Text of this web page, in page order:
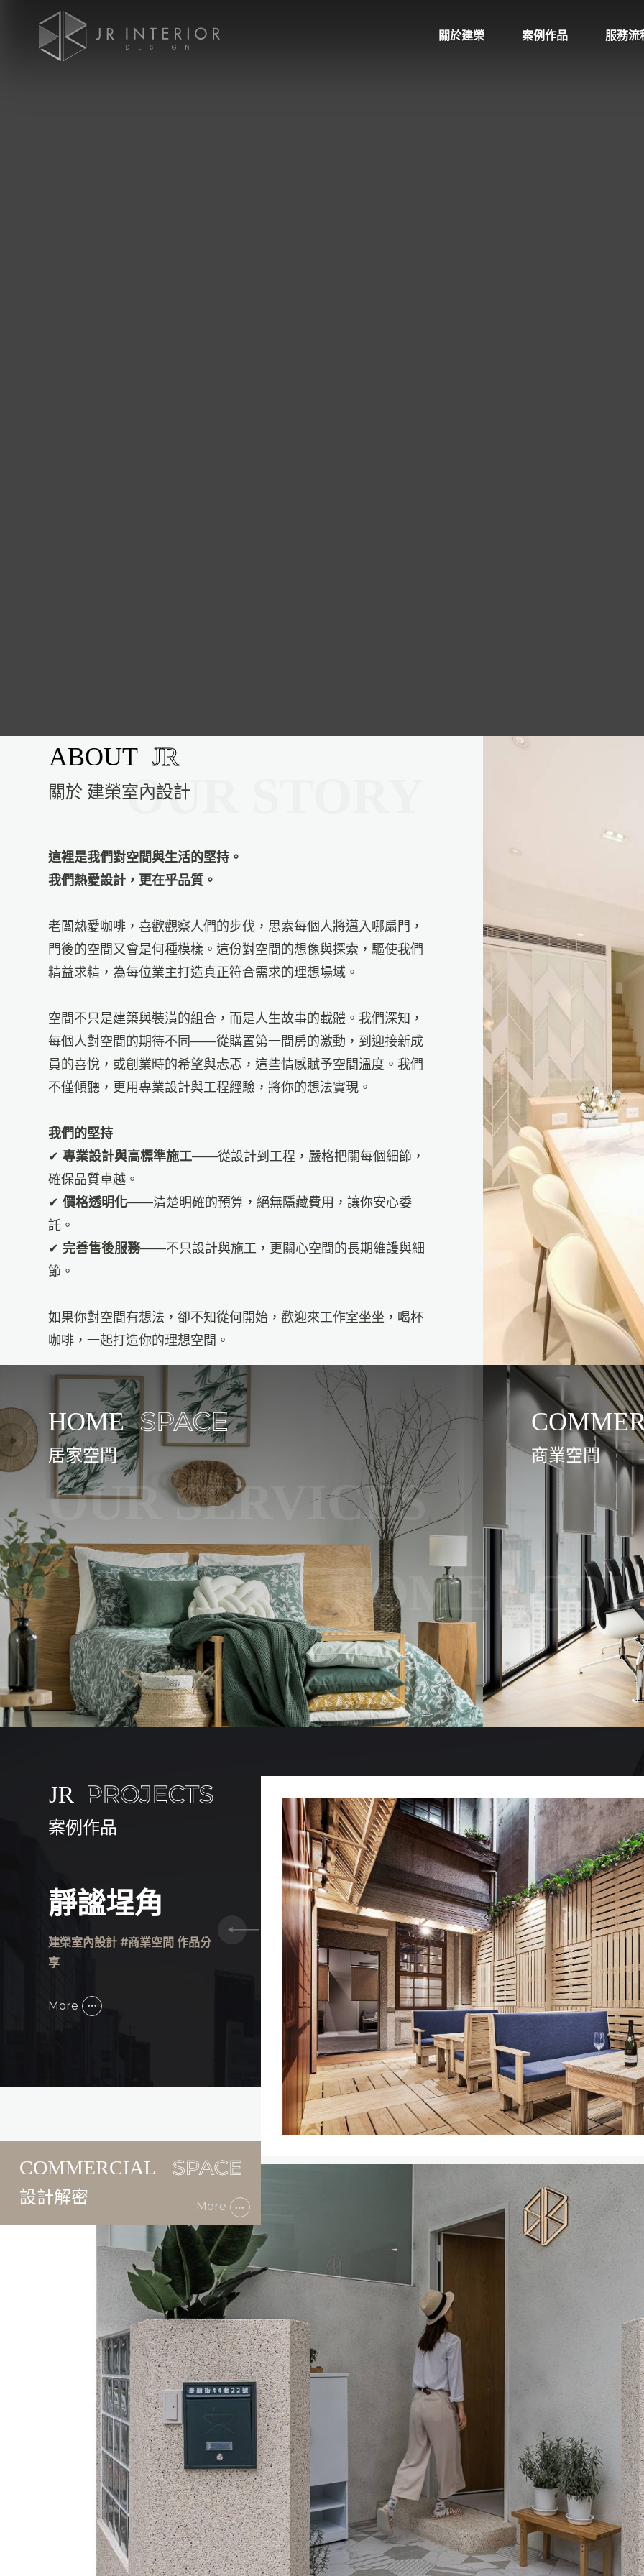
關於建榮 案例作品 服務流
建榮，以精湛設計與極致工藝，鑄就不凡格
關於 建榮室內設計
這裡是我們對空間與生活的堅持。
我們熱愛設計，更在乎品質。
老闆熱愛咖啡，喜歡觀察人們的步伐，思索每個人將邁入哪扇門，
門後的空間又會是何種模樣。這份對空間的想像與探索，驅使我們
精益求精，為每位業主打造真正符合需求的理想場域。
空間不只是建築與裝潢的組合，而是人生故事的載體。我們深知，
每個人對空間的期待不同——從購置第一間房的激動，到迎接新成
員的喜悅，或創業時的希望與忐忑，這些情感賦予空間溫度。我們
不僅傾聽，更用專業設計與工程經驗，將你的想法實現。
我們的堅持
✔專業設計與高標準施工——從設計到工程，嚴格把關每個細節，
確保品質卓越。
✔價格透明化——清楚明確的預算，絕無隱藏費用，讓你安心委
託。
✔完善售後服務——不只設計與施工，更關心空間的長期維護與細
節。
如果你對空間有想法，卻不知從何開始，歡迎來工作室坐坐，喝杯
咖啡，一起打造你的理想空間。
居家空間 商業空間
案例作品
靜謐埕角
建榮室內設計 #商業空間 作品分
享
More
設計解密 More